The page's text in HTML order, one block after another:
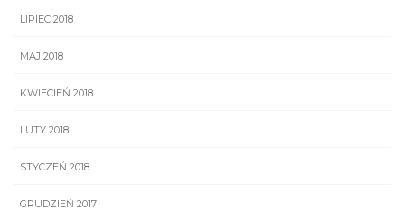
LIPIEC 2018
MAJ 2018
KWIECIEŃ 2018
LUTY 2018
STYCZEŃ 2018
GRUDZIEŃ 2017